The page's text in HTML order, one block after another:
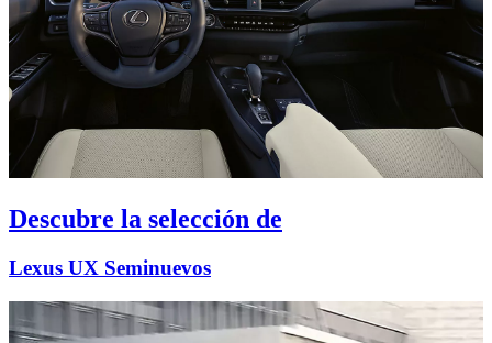
Descubre la selección de
Lexus UX Seminuevos